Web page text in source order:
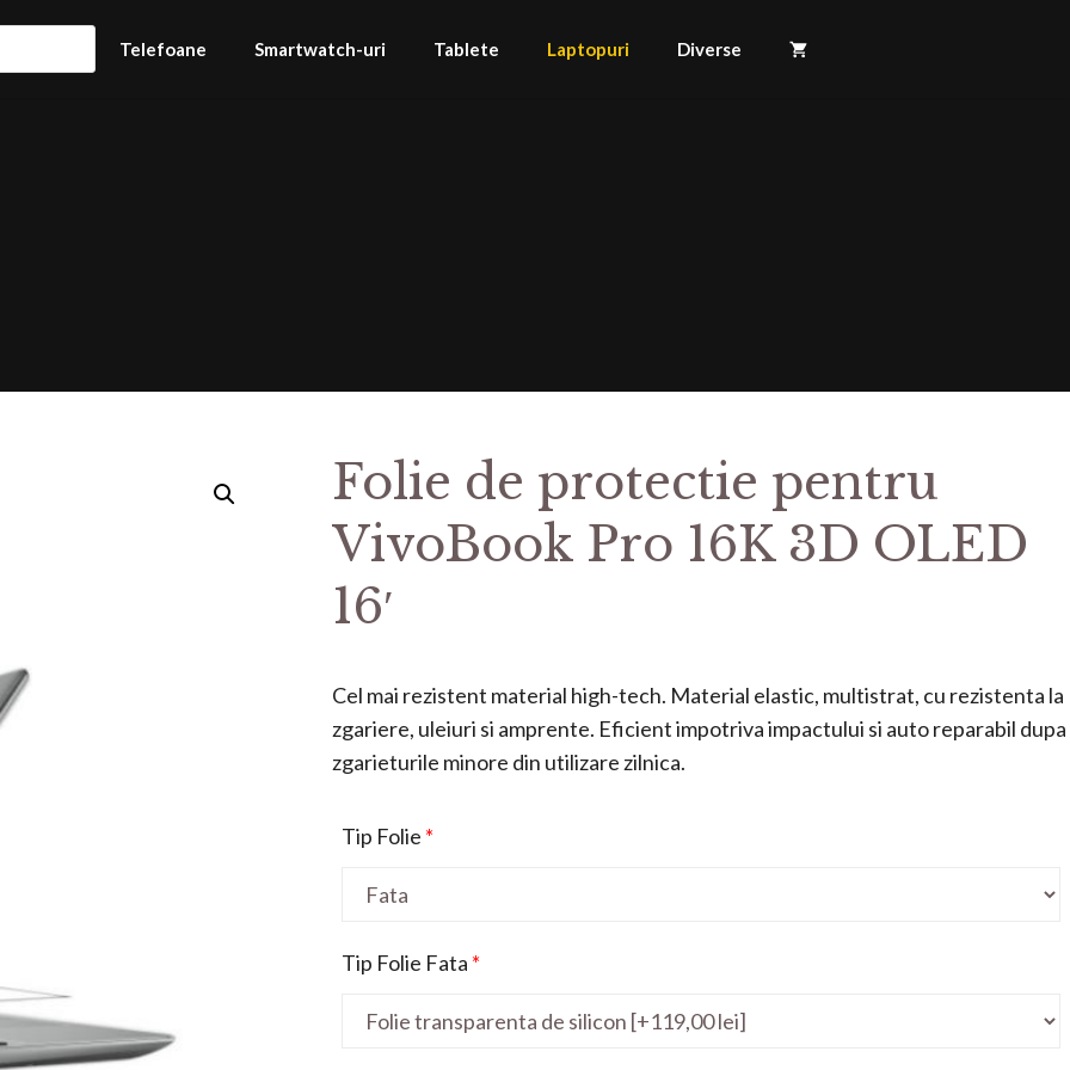
Telefoane Smartwatch-uri Tablete Laptopuri Diverse
Folie de protectie pentru
VivoBook Pro 16K 3D OLED
16′
Cel mai rezistent material high-tech. Material elastic, multistrat, cu rezistenta la
zgariere, uleiuri si amprente. Eficient impotriva impactului si auto reparabil dupa
zgarieturile minore din utilizare zilnica.
Tip Folie *
Tip Folie Fata *